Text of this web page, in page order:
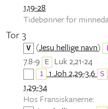
1,19-28
Tidebønner for
Tor 3
V (Jesu hellige navn)
7.8-9
E Luk 2,21-24
1 1 Joh 2,29-3,6 S
1,29-34
Hos Fransiskanerne: